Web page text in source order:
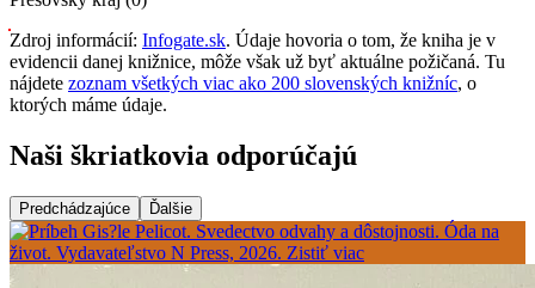
Zdroj informácií: Infogate.sk. Údaje hovoria o tom, že kniha je v
evidencii danej knižnice, môže však už byť aktuálne požičaná. Tu
nájdete zoznam všetkých viac ako 200 slovenských knižníc, o
ktorých máme údaje.
Naši škriatkovia odporúčajú
Predchádzajúce Ďalšie